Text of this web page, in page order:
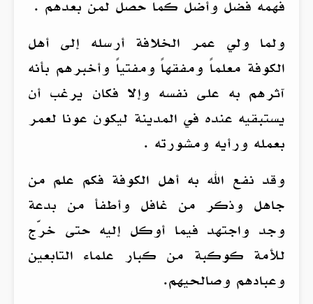
فهمه فضل وأضل كما حصل لمن بعدهم .
ولما ولي عمر الخلافة أرسله إلى أهل
الكوفة معلماً ومفقهاً ومفتياً وأخبرهم بأنه
آثرهم به على نفسه وإلا فكان يرغب أن
يستبقيه عنده في المدينة ليكون عونا لعمر
بعمله ورأيه ومشورته .
وقد نفع الله به أهل الكوفة فكم علم من
جاهل وذكر من غافل وأطفأ من بدعة
وجد واجتهد فيما أوكل إليه حتى خرّج
للأمة كوكبة من كبار علماء التابعين
وعبادهم وصالحيهم.